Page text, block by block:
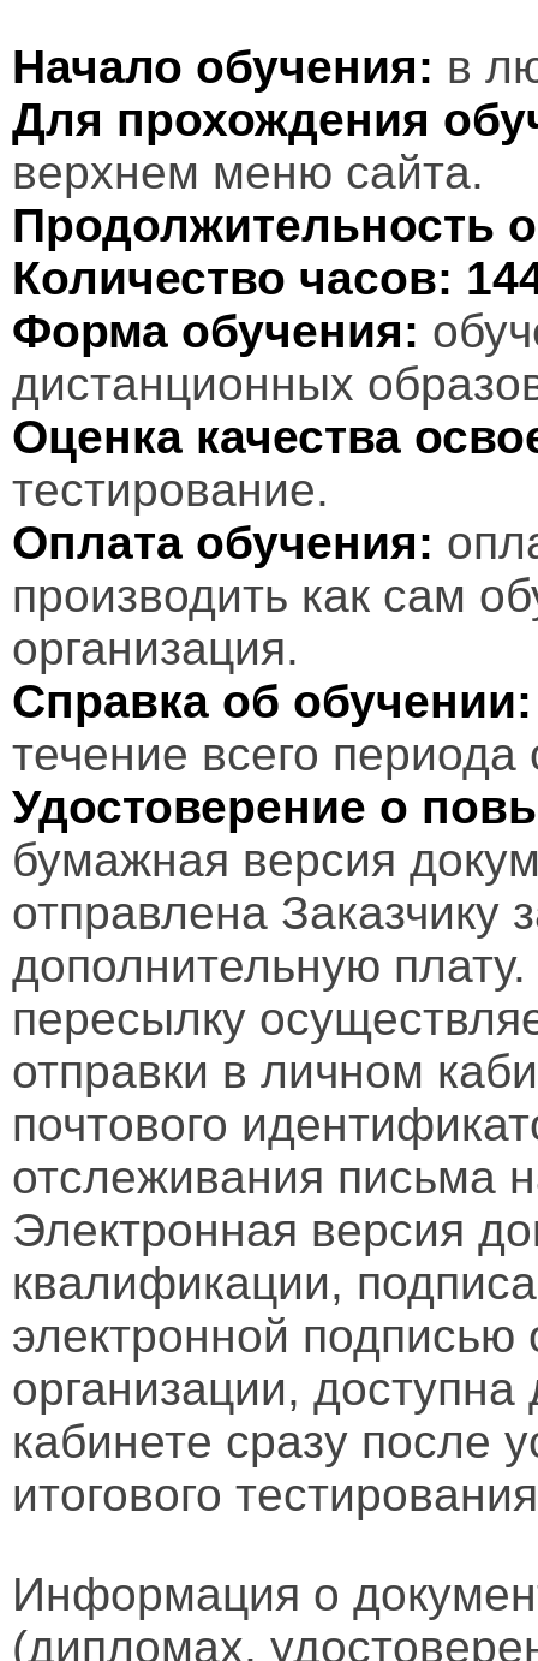
Начало обучения: в
Для прохождения
верхнем меню сайта.
Продолжительность
Количество часов:
Форма обучения:
дистанционных
Оценка качества
тестирование.
Оплата обучения:
производить как сам
организация.
Справка об обучении:
течение всего периода
Удостоверение о
бумажная версия
отправлена Заказчику
дополнительную
пересылку
отправки в личном
почтового
отслеживания письма
Электронная версия
квалификации,
электронной подписью
организации,
кабинете сразу после
итогового
Информация о
(дипломах,